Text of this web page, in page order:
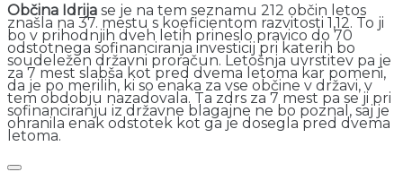
Občina Idrija se je na tem seznamu 212 občin letos
znašla na 37. mestu s koeficientom razvitosti 1,12. To ji
bo v prihodnjih dveh letih prineslo pravico do 70
odstotnega sofinanciranja investicij pri katerih bo
soudeležen državni proračun. Letošnja uvrstitev pa je
za 7 mest slabša kot pred dvema letoma kar pomeni,
da je po merilih, ki so enaka za vse občine v državi, v
tem obdobju nazadovala. Ta zdrs za 7 mest pa se ji pri
sofinanciranju iz državne blagajne ne bo poznal, saj je
ohranila enak odstotek kot ga je dosegla pred dvema
letoma.